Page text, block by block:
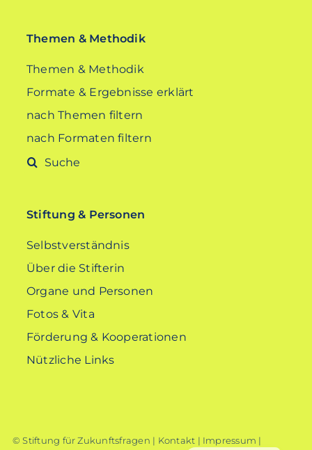
Themen & Methodik
Themen & Methodik
Formate & Ergebnisse erklärt
nach Themen filtern
nach Formaten filtern
Suche
Stiftung & Personen
Selbstverständnis
Über die Stifterin
Organe und Personen
Fotos & Vita
Förderung & Kooperationen
Nützliche Links
© Stiftung für Zukunftsfragen | Kontakt | Impressum |